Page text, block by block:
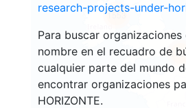
research-projects-under-
Para buscar
nombre en el recuadro de
cualquier parte del mundo
encontrar organizaciones
HORIZONTE.
1553